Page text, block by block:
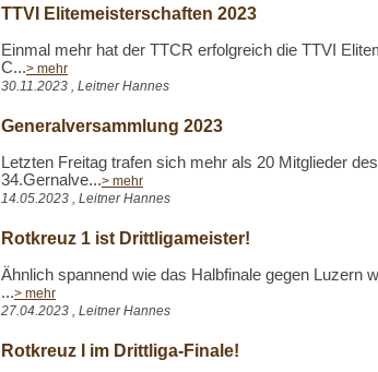
TTVI Elitemeisterschaften 2023
Einmal mehr hat der TTCR erfolgreich die TTVI
C...> mehr
30.11.2023 , Leitner Hannes
Generalversammlung 2023
Letzten Freitag trafen sich mehr als 20 Mitglieder
34.Gernalve...> mehr
14.05.2023 , Leitner Hannes
Rotkreuz 1 ist Drittligameister!
Ähnlich spannend wie das Halbfinale gegen Luzern
...> mehr
27.04.2023 , Leitner Hannes
Rotkreuz I im Drittliga-Finale!